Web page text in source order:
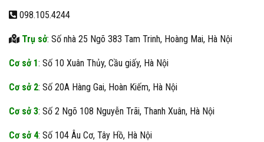
098.105.4244
Trụ sở: Số nhà 25 Ngõ 383 Tam Trinh, Hoàng Mai, Hà Nội
Cơ sở 1: Số 10 Xuân Thủy, Cầu giấy, Hà Nội
Cơ sở 2: Số 20A Hàng Gai, Hoàn Kiếm, Hà Nội
Cơ sở 3: Số 2 Ngõ 108 Nguyễn Trãi, Thanh Xuân, Hà Nội
Cơ sở 4: Số 104 Âu Cơ, Tây Hồ, Hà Nội